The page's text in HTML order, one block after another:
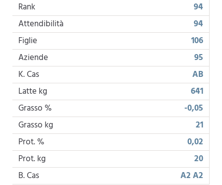
Rank
94
Attendibilità
94
Figlie
106
Aziende
95
K. Cas
AB
Latte kg
641
Grasso %
-0,05
Grasso kg
21
Prot. %
0,02
Prot. kg
20
B. Cas
A2 A2